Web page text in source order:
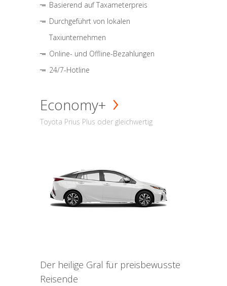
Basierend auf Taxameterpreis
Durchgeführt von lokalen
Taxiunternehmen
Online- und Offline-Bezahlungen
24/7-Hotline
Economy+
Toyota Prius Plus oder gleichwertig
Der heilige Gral für preisbewusste
Reisende